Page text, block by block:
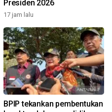
Presiden 2026
17 jam lalu
BPIP tekankan pembentukan